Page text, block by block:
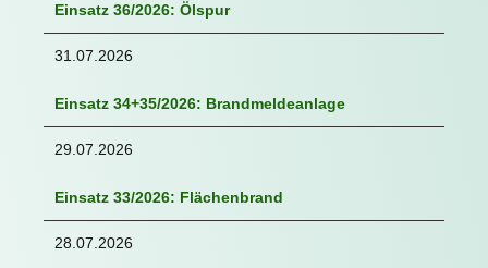
Einsatz 36/2026: Ölspur
31.07.2026
Einsatz 34+35/2026: Brandmeldeanlage
29.07.2026
Einsatz 33/2026: Flächenbrand
28.07.2026